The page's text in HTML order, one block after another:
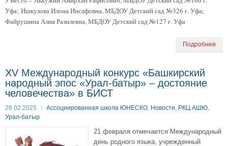
Уфа; Ишкулова Илона Инсафовна, МБДОУ Детский сад №326 г. Уфа;
Файрушина Алия Разилевна, МБДОУ Детский сад №127 г. Уфа
Подробнее
XV Международный конкурс «Башкирский
народный эпос «Урал-батыр» – достояние
человечества» в БИСТ
28.02.2025 Ассоциированная школа ЮНЕСКО, Новости, РКЦ АШЮ,
Урал-батыр
21 февраля отмечается Международный
день родного языка, учрежденный